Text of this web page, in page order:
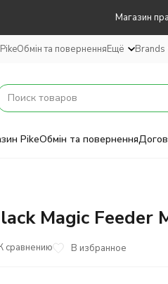
Магазин
Обмін та поверненняЕщё Brands
PikeОбмін та повернення
Magic Feeder
сравнению В избранное